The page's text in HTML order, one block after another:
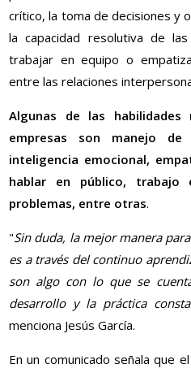
crítico, la toma de decisiones y
la capacidad resolutiva de
trabajar en equipo o
entre las relaciones
Algunas de las habilidades
empresas son manejo de
inteligencia emocional,
hablar en público, trabajo
problemas, entre otras.
"Sin duda, la mejor manera
es a través del continuo
son algo con lo que se
desarrollo y la práctica
menciona Jesús García.
En un comunicado señala que